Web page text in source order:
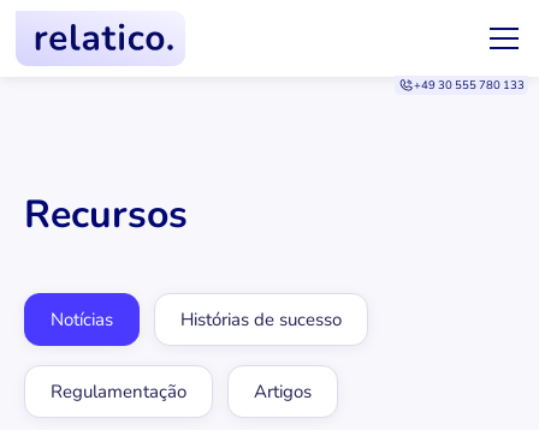
+49 30 555 780 133
Recursos
Notícias Histórias de sucesso
Regulamentação Artigos